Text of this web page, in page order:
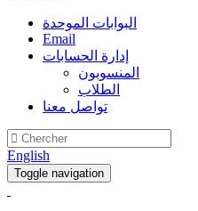
البوابات الموحدة
Email
إدارة الحسابات
المنسوبون
الطلاب
تواصل معنا
English
Toggle navigation